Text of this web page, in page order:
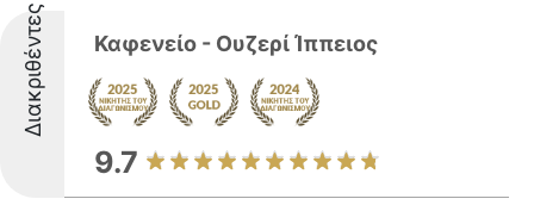
Διακριθέντες Καφενείο - Ουζερί Ίππειος
9.7